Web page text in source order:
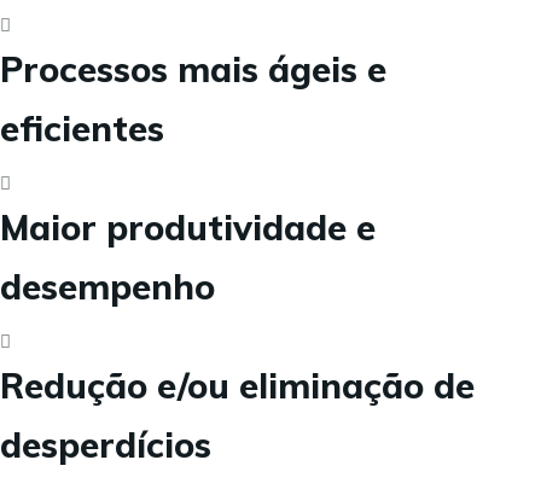
Processos mais ágeis e
eficientes
Maior produtividade e
desempenho
Redução e/ou eliminação de
desperdícios